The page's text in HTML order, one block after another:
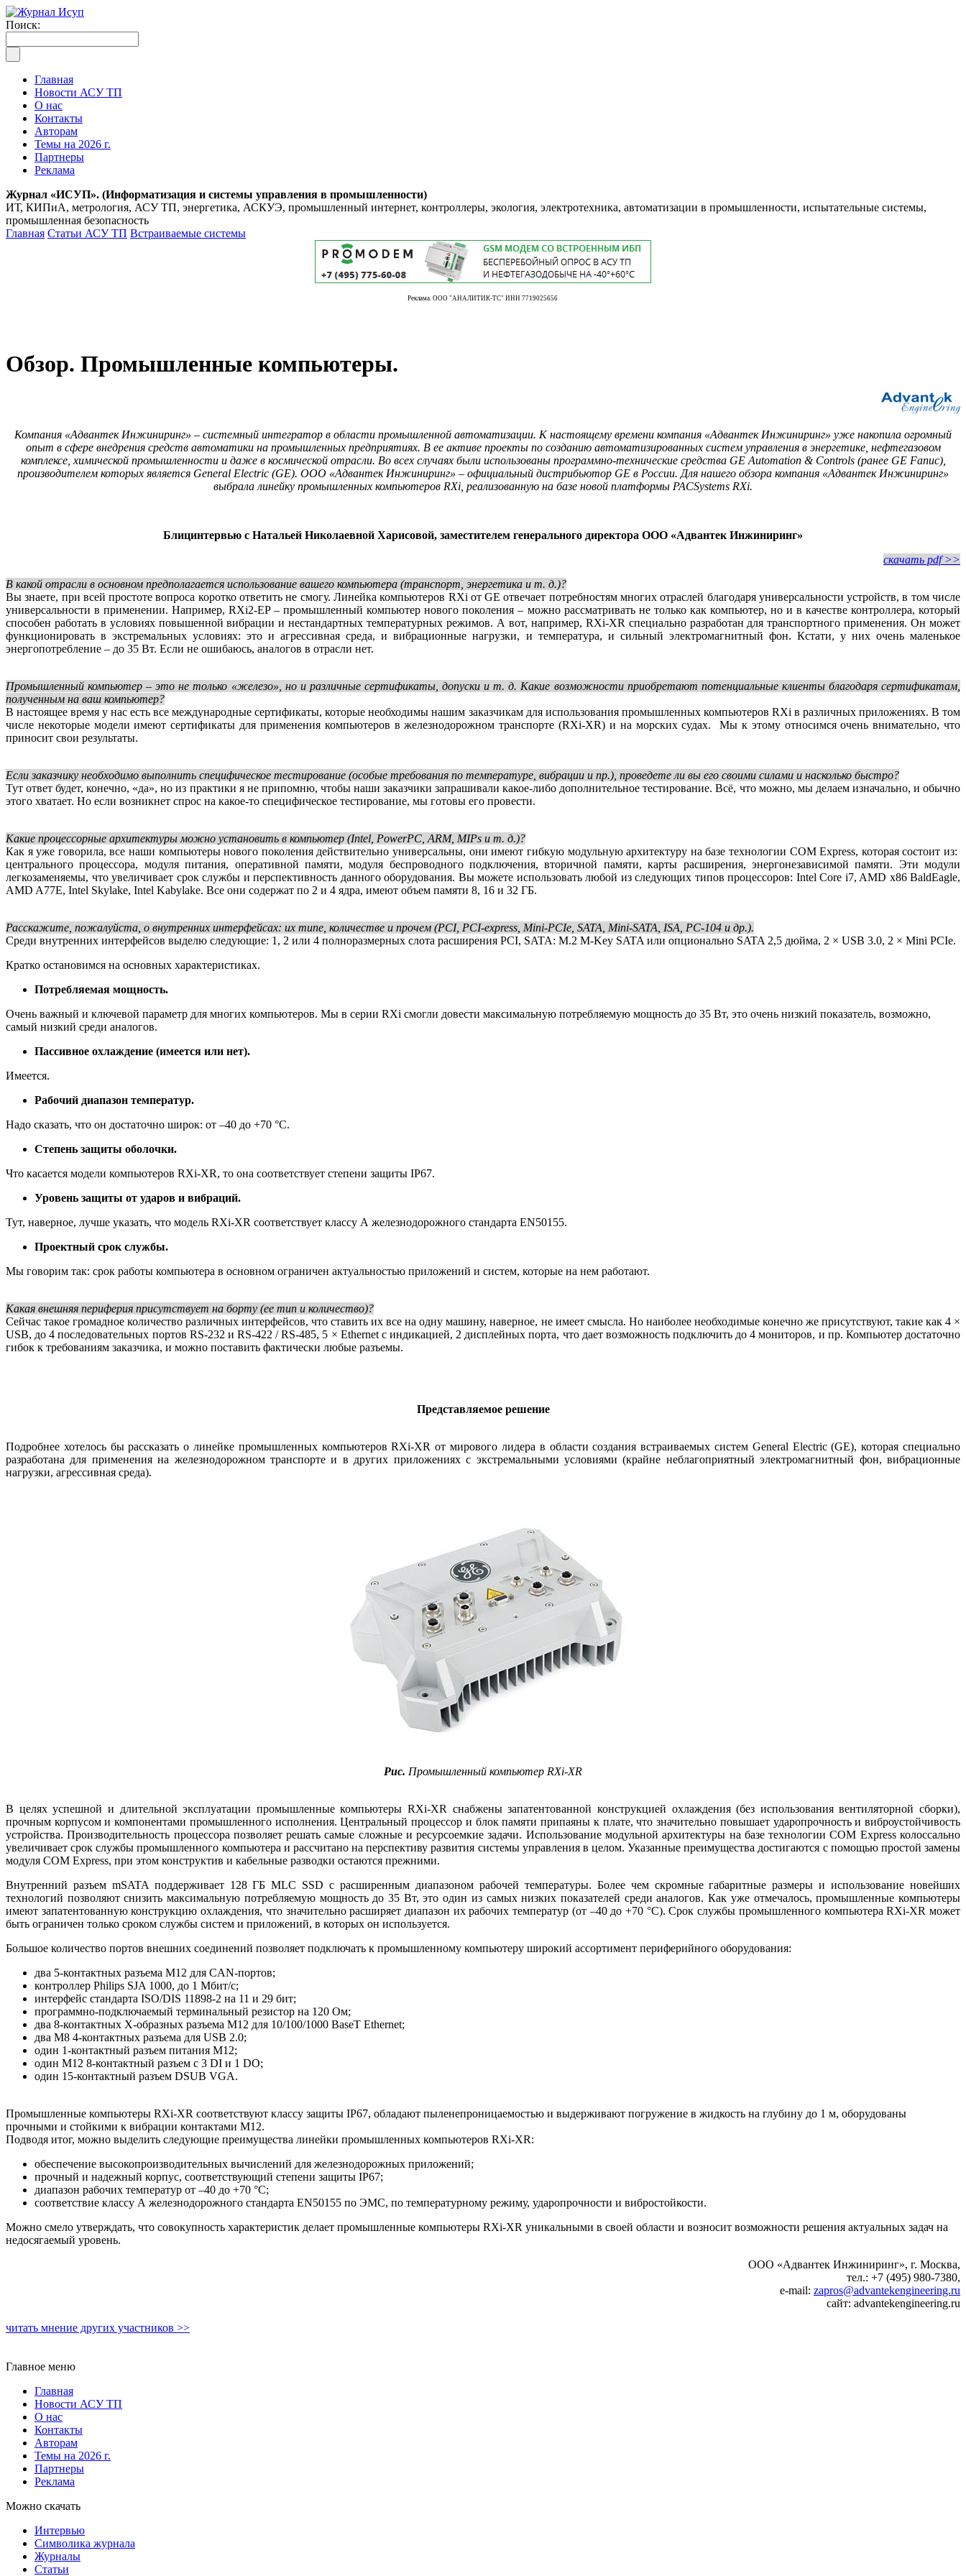
Поиск:
Главная
Новости АСУ ТП
О нас
Контакты
Авторам
Темы на 2026 г.
Партнеры
Реклама
Журнал «ИСУП». (Информатизация и системы управления в промышленности)
ИТ, КИПиА, метрология, АСУ ТП, энергетика, АСКУЭ, промышленный интернет, контроллеры, экология, электротехника, автоматизации в промышленности, испытательные системы,
промышленная безопасность
Главная Статьи АСУ ТП Встраиваемые системы
Реклама. ООО "АНАЛИТИК-ТС" ИНН 7719025656
Обзор. Промышленные компьютеры.
Компания «Адвантек Инжиниринг» – системный интегратор в области промышленной автоматизации. К настоящему времени компания «Адвантек Инжиниринг» уже накопила огромный
опыт в сфере внедрения средств автоматики на промышленных предприятиях. В ее активе проекты по созданию автоматизированных систем управления в энергетике, нефтегазовом
комплексе, химической промышленности и даже в космической отрасли. Во всех случаях были использованы программно-технические средства GE Automation & Controls (ранее GE Fanuc),
производителем которых является General Electric (GE). ООО «Адвантек Инжиниринг» – официальный дистрибьютор GE в России. Для нашего обзора компания «Адвантек Инжиниринг»
выбрала линейку промышленных компьютеров RXi, реализованную на базе новой платформы PACSystems RXi.
Блицинтервью с Натальей Николаевной Харисовой, заместителем генерального директора ООО «Адвантек Инжиниринг»
скачать pdf >>
В какой отрасли в основном предполагается использование вашего компьютера (транспорт, энергетика и т. д.)?
Вы знаете, при всей простоте вопроса коротко ответить не смогу. Линейка компьютеров RXi от GE отвечает потребностям многих отраслей благодаря универсальности устройств, в том числе
универсальности в применении. Например, RXi2‑EP – промышленный компьютер нового поколения – можно рассматривать не только как компьютер, но и в качестве контроллера, который
способен работать в условиях повышенной вибрации и нестандартных температурных режимов. А вот, например, RXi-XR специально разработан для транспортного применения. Он может
функционировать в экстремальных условиях: это и агрессивная среда, и вибрационные нагрузки, и температура, и сильный электромагнитный фон. Кстати, у них очень маленькое
энергопотребление – до 35 Вт. Если не ошибаюсь, аналогов в отрасли нет.
Промышленный компьютер – это не только «железо», но и различные сертификаты, допуски и т. д. Какие возможности приобретают потенциальные клиенты благодаря сертификатам,
полученным на ваш компьютер?
В настоящее время у нас есть все международные сертификаты, которые необходимы нашим заказчикам для использования промышленных компьютеров RXi в различных приложениях. В том
числе некоторые модели имеют сертификаты для применения компьютеров в железнодорожном транспорте (RXi-XR) и на морских судах. Мы к этому относимся очень внимательно, что
приносит свои результаты.
Если заказчику необходимо выполнить специфическое тестирование (особые требования по температуре, вибрации и пр.), проведете ли вы его своими силами и насколько быстро?
Тут ответ будет, конечно, «да», но из практики я не припомню, чтобы наши заказчики запрашивали какое-либо дополнительное тестирование. Всё, что можно, мы делаем изначально, и обычно
этого хватает. Но если возникнет спрос на какое-то специфическое тестирование, мы готовы его провести.
Какие процессорные архитектуры можно установить в компьютер (Intel, PowerPC, ARM, MIPs и т. д.)?
Как я уже говорила, все наши компьютеры нового поколения действительно универсальны, они имеют гибкую модульную архитектуру на базе технологии COM Express, которая состоит из:
центрального процессора, модуля питания, оперативной памяти, модуля беспроводного подключения, вторичной памяти, карты расширения, энергонезависимой памяти. Эти модули
легкозаменяемы, что увеличивает срок службы и перспективность данного оборудования. Вы можете использовать любой из следующих типов процессоров: Intel Core i7, AMD x86 BaldEagle,
AMD A77E, Intel Skylake, Intel Kabylake. Все они содержат по 2 и 4 ядра, имеют объем памяти 8, 16 и 32 ГБ.
Расскажите, пожалуйста, о внутренних интерфейсах: их типе, количестве и прочем (PCI, PCI-express, Mini-PCIe, SATA, Mini-SATA, ISA, PC‑104 и др.).
Среди внутренних интерфейсов выделю следующие: 1, 2 или 4 полноразмерных слота расширения PCI, SATA: M.2 M-Key SATA или опционально SATA 2,5 дюйма, 2 × USB 3.0, 2 × Mini PCIe.
Кратко остановимся на основных характеристиках.
Потребляемая мощность.
Очень важный и ключевой параметр для многих компьютеров. Мы в серии RXi смогли довести максимальную потребляемую мощность до 35 Вт, это очень низкий показатель, возможно,
самый низкий среди аналогов.
Пассивное охлаждение (имеется или нет).
Имеется.
Рабочий диапазон температур.
Надо сказать, что он достаточно широк: от –40 до +70 °C.
Степень защиты оболочки.
Что касается модели компьютеров RXi-XR, то она соответствует степени защиты IP67.
Уровень защиты от ударов и вибраций.
Тут, наверное, лучше указать, что модель RXi-XR соответствует классу А железнодорожного стандарта EN50155.
Проектный срок службы.
Мы говорим так: срок работы компьютера в основном ограничен актуальностью приложений и систем, которые на нем работают.
Какая внешняя периферия присутствует на борту (ее тип и количество)?
Сейчас такое громадное количество различных интерфейсов, что ставить их все на одну машину, наверное, не имеет смысла. Но наиболее необходимые конечно же присутствуют, такие как 4 ×
USB, до 4 последовательных портов RS-232 и RS-422 / RS-485, 5 × Ethernet с индикацией, 2 дисплейных порта, что дает возможность подключить до 4 мониторов, и пр. Компьютер достаточно
гибок к требованиям заказчика, и можно поставить фактически любые разъемы.
Представляемое решение
Подробнее хотелось бы рассказать о линейке промышленных компьютеров RXi-XR от мирового лидера в области создания встраиваемых систем General Electric (GE), которая специально
разработана для применения на железнодорожном транспорте и в других приложениях с экстремальными условиями (крайне неблагоприятный электромагнитный фон, вибрационные
нагрузки, агрессивная среда).
Рис. Промышленный компьютер RXi-XR
В целях успешной и длительной эксплуатации промышленные компьютеры RXi-XR снабжены запатентованной конструкцией охлаждения (без использования вентиляторной сборки),
прочным корпусом и компонентами промышленного исполнения. Центральный процессор и блок памяти припаяны к плате, что значительно повышает ударопрочность и виброустойчивость
устройства. Производительность процессора позволяет решать самые сложные и ресурсоемкие задачи. Использование модульной архитектуры на базе технологии COM Express колоссально
увеличивает срок службы промышленного компьютера и рассчитано на перспективу развития системы управления в целом. Указанные преимущества достигаются с помощью простой замены
модуля COM Express, при этом конструктив и кабельные разводки остаются прежними.
Внутренний разъем mSATA поддерживает 128 ГБ MLC SSD с расширенным диапазоном рабочей температуры. Более чем скромные габаритные размеры и использование новейших
технологий позволяют снизить максимальную потребляемую мощность до 35 Вт, это один из самых низких показателей среди аналогов. Как уже отмечалось, промышленные компьютеры
имеют запатентованную конструкцию охлаждения, что значительно расширяет диапазон их рабочих температур (от –40 до +70 °C). Срок службы промышленного компьютера RXi-XR может
быть ограничен только сроком службы систем и приложений, в которых он используется.
Большое количество портов внешних соединений позволяет подключать к промышленному компьютеру широкий ассортимент периферийного оборудования:
два 5‑контактных разъема M12 для CAN-портов;
контроллер Philips SJA 1000, до 1 Мбит/с;
интерфейс стандарта ISO/DIS 11898-2 на 11 и 29 бит;
программно-подключаемый терминальный резистор на 120 Ом;
два 8‑контактных X‑образных разъема M12 для 10/100/1000 BaseT Ethernet;
два M8 4-контактных разъема для USB 2.0;
один 1‑контактный разъем питания M12;
один M12 8-контактный разъем с 3 DI и 1 DO;
один 15‑контактный разъем DSUB VGA.
Промышленные компьютеры RXi-XR соответствуют классу защиты IP67, обладают пыленепроницаемостью и выдерживают погружение в жидкость на глубину до 1 м, оборудованы
прочными и стойкими к вибрации контактами M12.
Подводя итог, можно выделить следующие преимущества линейки промышленных компьютеров RXi-XR:
обеспечение высокопроизводительных вычислений для железнодорожных приложений;
прочный и надежный корпус, соответствующий степени защиты IP67;
диапазон рабочих температур от –40 до +70 °C;
соответствие классу А железнодорожного стандарта EN50155 по ЭМС, по температурному режиму, ударопрочности и вибростойкости.
Можно смело утверждать, что совокупность характеристик делает промышленные компьютеры RXi-XR уникальными в своей области и возносит возможности решения актуальных задач на
недосягаемый уровень.
ООО «Адвантек Инжиниринг», г. Москва,
тел.: +7 (495) 980-7380,
e-mail: zapros@advantekengineering.ru
сайт: advantekengineering.ru
читать мнение других участников >>
Главное меню
Главная
Новости АСУ ТП
О нас
Контакты
Авторам
Темы на 2026 г.
Партнеры
Реклама
Можно скачать
Интервью
Символика журнала
Журналы
Статьи